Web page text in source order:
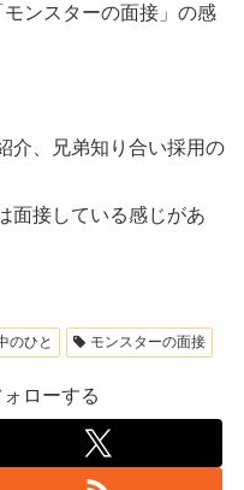
ンスターの面接」の感
介、兄弟知り合い採用の
面接している感じがあ
のひと モンスターの面接
ローする